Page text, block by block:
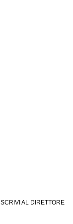
SCRIVI AL DIRETTORE